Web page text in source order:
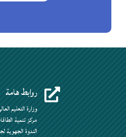
 روابط هامة
وزارة التعليم
مركز تنمية
الندوة الجهوية